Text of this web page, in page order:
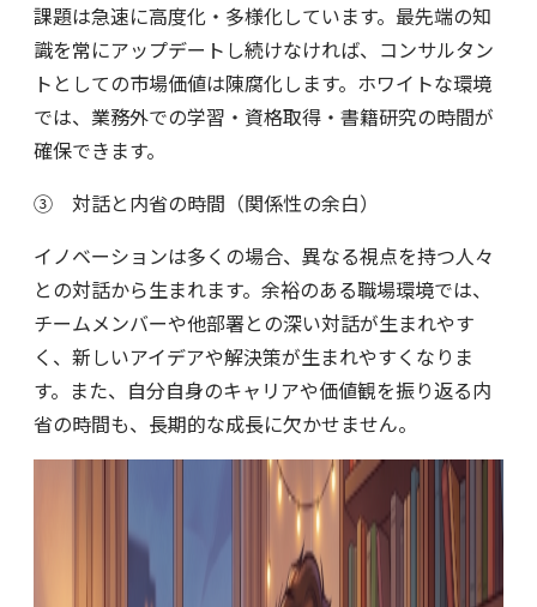
課題は急速に高度化・多様化しています。最先端の知
識を常にアップデートし続けなければ、コンサルタン
トとしての市場価値は陳腐化します。ホワイトな環境
では、業務外での学習・資格取得・書籍研究の時間が
確保できます。
③ 対話と内省の時間（関係性の余白）
イノベーションは多くの場合、異なる視点を持つ人々
との対話から生まれます。余裕のある職場環境では、
チームメンバーや他部署との深い対話が生まれやす
く、新しいアイデアや解決策が生まれやすくなりま
す。また、自分自身のキャリアや価値観を振り返る内
省の時間も、長期的な成長に欠かせません。